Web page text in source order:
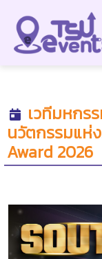
เวทีมหกร
นวัตกรรมแห่
Award 2026